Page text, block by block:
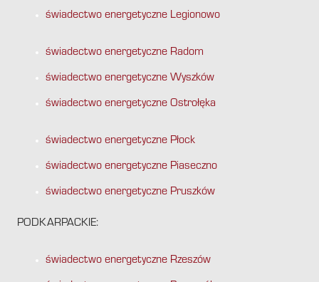
świadectwo energetyczne Legionowo
świadectwo energetyczne Radom
świadectwo energetyczne Wyszków
świadectwo energetyczne Ostrołęka
świadectwo energetyczne Płock
świadectwo energetyczne Piaseczno
świadectwo energetyczne Pruszków
PODKARPACKIE:
świadectwo energetyczne Rzeszów